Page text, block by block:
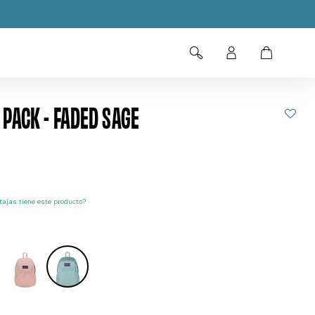
- FADED SAGE
tiene este producto?